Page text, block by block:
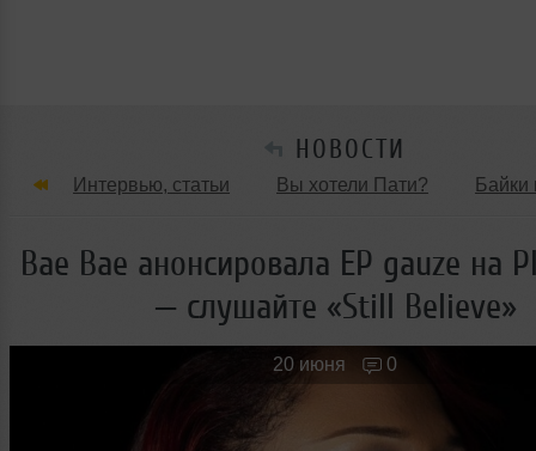
НОВОСТИ
Интервью, статьи Вы хотели Пати? Байки
Танцевальные стили Обзоры Вечеринок и
Новые лица Мужчина & Женщина
Bae Bae анонсировала EP gauze на
— слушайте «Still Believe»
20 июня 0